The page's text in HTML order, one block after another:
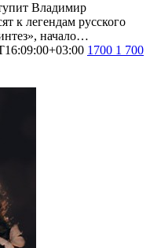
Владимир
к легендам русского
начало…
1700 1 700